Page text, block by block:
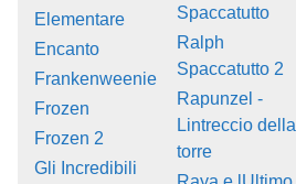
Elementare
Encanto
Frankenweenie
Frozen
Frozen 2
Gli Incredibili
Spaccatutto
Ralph
Spaccatutto 2
Rapunzel -
Lintreccio della
torre